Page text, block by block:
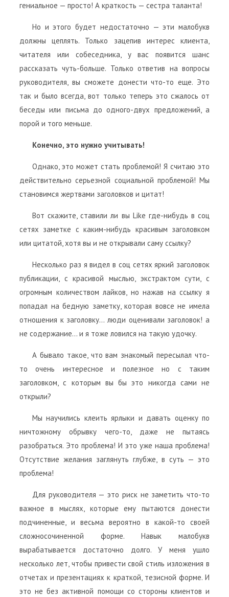
гениальное — просто! А краткость — сестра таланта!
Но и этого будет недостаточно — эти малобукв
должны цеплять. Только зацепив интерес клиента,
читателя или собеседника, у вас появится шанс
рассказать чуть-больше. Только ответив на вопросы
руководителя, вы сможете донести что-то еще. Это
так и было всегда, вот только теперь это сжалось от
беседы или письма до одного-двух предложений, а
порой и того меньше.
Конечно, это нужно учитывать!
Однако, это может стать проблемой! Я считаю это
действительно серьезной социальной проблемой! Мы
становимся жертвами заголовков и цитат!
Вот скажите, ставили ли вы Like где-нибудь в соц
сетях заметке с каким-нибудь красивым заголовком
или цитатой, хотя вы и не открывали саму ссылку?
Несколько раз я видел в соц сетях яркий заголовок
публикации, с красивой мыслью, экстрактом сути, с
огромным количеством лайков, но нажав на ссылку я
попадал на бедную заметку, которая вовсе не имела
отношения к заголовку… люди оценивали заголовок! а
не содержание… и я тоже ловился на такую удочку.
А бывало такое, что вам знакомый пересылал что-
то очень интересное и полезное но с таким
заголовком, с которым вы бы это никогда сами не
открыли?
Мы научились клеить ярлыки и давать оценку по
ничтожному обрывку чего-то, даже не пытаясь
разобраться. Это проблема! И это уже наша проблема!
Отсутствие желания заглянуть глубже, в суть — это
проблема!
Для руководителя — это риск не заметить что-то
важное в мыслях, которые ему пытаются донести
подчиненные, и весьма вероятно в какой-то своей
сложносочиненной форме. Навык малобукв
вырабатывается достаточно долго. У меня ушло
несколько лет, чтобы привести свой стиль изложения в
отчетах и презентациях к краткой, тезисной форме. И
это не без активной помощи со стороны клиентов и